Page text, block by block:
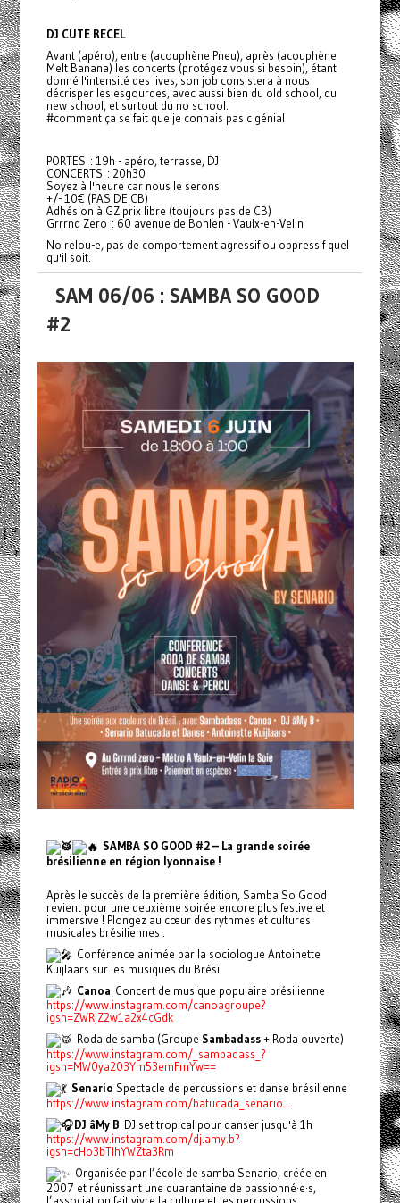
DJ CUTE RECEL
Avant (apéro), entre (acouphène Pneu), après (acouphène
Melt Banana) les concerts (protégez vous si besoin), étant
donné l'intensité des lives, son job consistera à nous
décrisper les esgourdes, avec aussi bien du old school, du
new school, et surtout du no school.
#comment ça se fait que je connais pas c génial
PORTES : 19h - apéro, terrasse, DJ
CONCERTS : 20h30
Soyez à l'heure car nous le serons.
+/- 10€ (PAS DE CB)
Adhésion à GZ prix libre (toujours pas de CB)
Grrrnd Zero : 60 avenue de Bohlen - Vaulx-en-Velin
No relou-e, pas de comportement agressif ou oppressif quel
qu'il soit.
SAM 06/06 : SAMBA SO GOOD
#2
SAMBA SO GOOD #2 – La grande soirée
brésilienne en région lyonnaise !
Après le succès de la première édition, Samba So Good
revient pour une deuxième soirée encore plus festive et
immersive ! Plongez au cœur des rythmes et cultures
musicales brésiliennes :
Conférence animée par la sociologue Antoinette
Kuijlaars sur les musiques du Brésil
Canoa Concert de musique populaire brésilienne
https://www.instagram.com/canoagroupe?
igsh=ZWRjZ2w1a2x4cGdk
Roda de samba (Groupe Sambadass+ Roda ouverte)
https://www.instagram.com/_sambadass_?
igsh=MW0ya203Ym53emFmYw==
Senario Spectacle de percussions et danse brésilienne
https://www.instagram.com/batucada_senario...
DJ âMy B DJ set tropical pour danser jusqu'à 1h
https://www.instagram.com/dj.amy.b?
igsh=cHo3bTlhYWZta3Rm
Organisée par l’école de samba Senario, créée en
2007 et réunissant une quarantaine de passionné·e·s,